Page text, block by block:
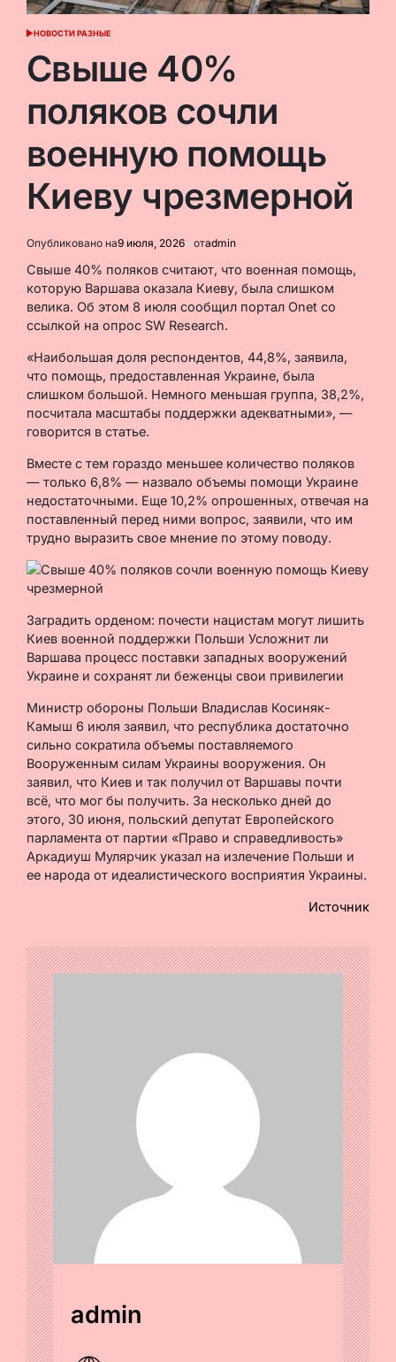
ОПУБЛИКОВАНО
НОВОСТИ РАЗНЫЕ
Свыше 40%
поляков сочли
военную помощь
Киеву чрезмерной
Опубликовано на9 июля, 2026 отadmin
Свыше 40% поляков считают, что военная помощь,
которую Варшава оказала Киеву, была слишком
велика. Об этом 8 июля сообщил портал Onet со
ссылкой на опрос SW Research.
«Наибольшая доля респондентов, 44,8%, заявила,
что помощь, предоставленная Украине, была
слишком большой. Немного меньшая группа, 38,2%,
посчитала масштабы поддержки адекватными», —
говорится в статье.
Вместе с тем гораздо меньшее количество поляков
— только 6,8% — назвало объемы помощи Украине
недостаточными. Еще 10,2% опрошенных, отвечая на
поставленный перед ними вопрос, заявили, что им
трудно выразить свое мнение по этому поводу.
Заградить орденом: почести нацистам могут лишить
Киев военной поддержки Польши Усложнит ли
Варшава процесс поставки западных вооружений
Украине и сохранят ли беженцы свои привилегии
Министр обороны Польши Владислав Косиняк-
Камыш 6 июля заявил, что республика достаточно
сильно сократила объемы поставляемого
Вооруженным силам Украины вооружения. Он
заявил, что Киев и так получил от Варшавы почти
всё, что мог бы получить. За несколько дней до
этого, 30 июня, польский депутат Европейского
парламента от партии «Право и справедливость»
Аркадиуш Мулярчик указал на излечение Польши и
ее народа от идеалистического восприятия Украины.
Источник
admin